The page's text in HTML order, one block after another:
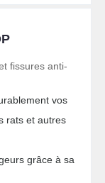
fissures anti-
vos
rats et autres
grâce à sa